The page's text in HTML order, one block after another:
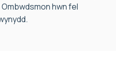
hwn fel